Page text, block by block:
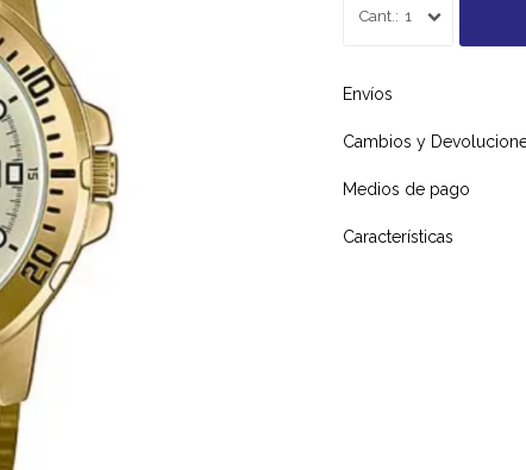
1
Envíos
Cambios y
Medios de pago
Características